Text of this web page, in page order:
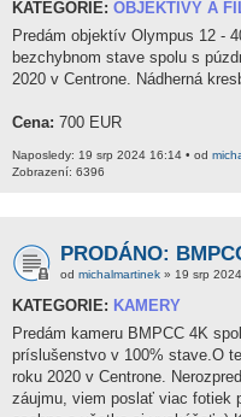
KATEGORIE: OBJEKTIVY A
Predám objektív Olympus 12 -
bezchybnom stave spolu s
2020 v Centrone. Nádherná
Cena: 700 EUR
Naposledy: 19 srp 2024 16:14 • od
Zobrazení: 6396
PRODÁNO:
od michalmartinek » 19 srp
KATEGORIE: KAMERY
Predám kameru BMPCC 4K
príslušenstvo v 100% stave.O
roku 2020 v Centrone.
záujmu, viem poslať viac fotiek